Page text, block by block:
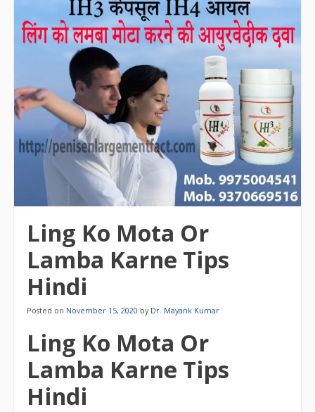
Ling Ko Mota Or
Lamba Karne Tips
Hindi
Posted on November 15, 2020 by Dr. Mayank Kumar
Ling Ko Mota Or
Lamba Karne Tips
Hindi